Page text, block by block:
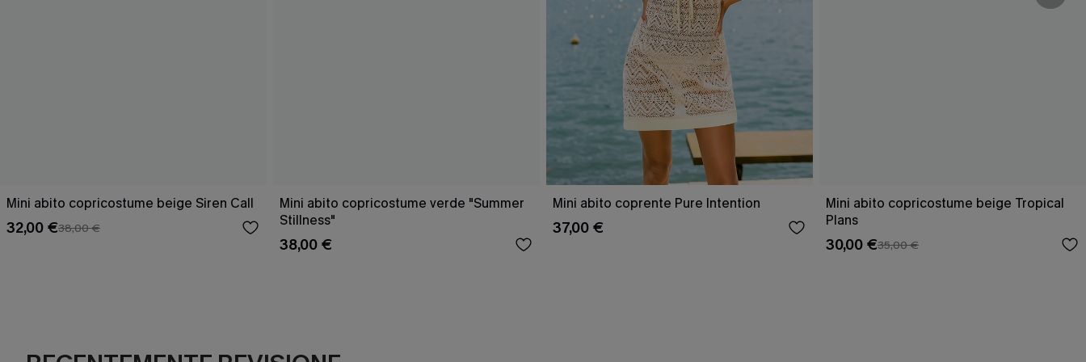
Mini abito copricostume beige Siren Call
32,00 €38,00 €
Mini abito copricostume verde "Summer
Stillness"
38,00 €
Mini abito coprente Pure Intention
37,00 €
Mini abito copricostume beige Tropical
Plans
30,00 €35,00 €